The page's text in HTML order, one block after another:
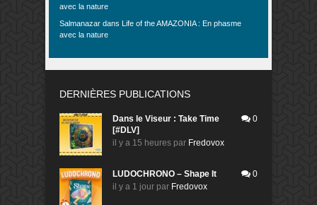
avec la nature
Salmanazar dans Life of the AMAZONIA : En phasme
avec la nature
DERNIÈRES PUBLICATIONS
Dans le Viseur : Take Time
[#DLV]
il y a 15 heures par Fredovox
0
LUDOCHRONO – Shape It
il y a 1 jour par Fredovox
0